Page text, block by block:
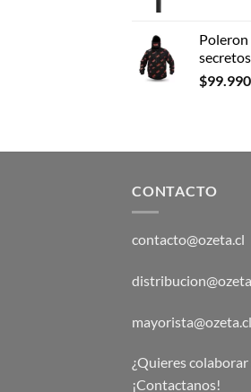
Poleron
secretos
$99.990
CONTACTO
contacto@ozeta.cl
mayorista@ozeta.cl
¿Quieres
¡Contactanos!